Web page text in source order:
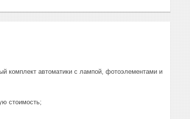
комплект автоматики с лампой, фотоэлементами и
стоимость;